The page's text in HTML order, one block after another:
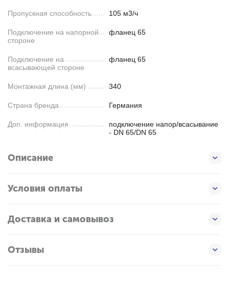
Пропускная способность 105 м3/ч
Подключение на напорной
стороне
фланец 65
Подключение на
всасывающей стороне
фланец 65
Монтажная длина (мм) 340
Страна бренда Германия
Доп. информация
подключение напор/всасывание
- DN 65/DN 65
Описание
Условия оплаты
Доставка и самовывоз
Отзывы